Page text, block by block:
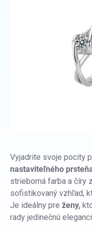
Vyjadrite svoje pocity
nastaviteľného
strieborná farba a číry
sofistikovaný vzhľad,
Je ideálny pre ženy,
rady jedinečnú